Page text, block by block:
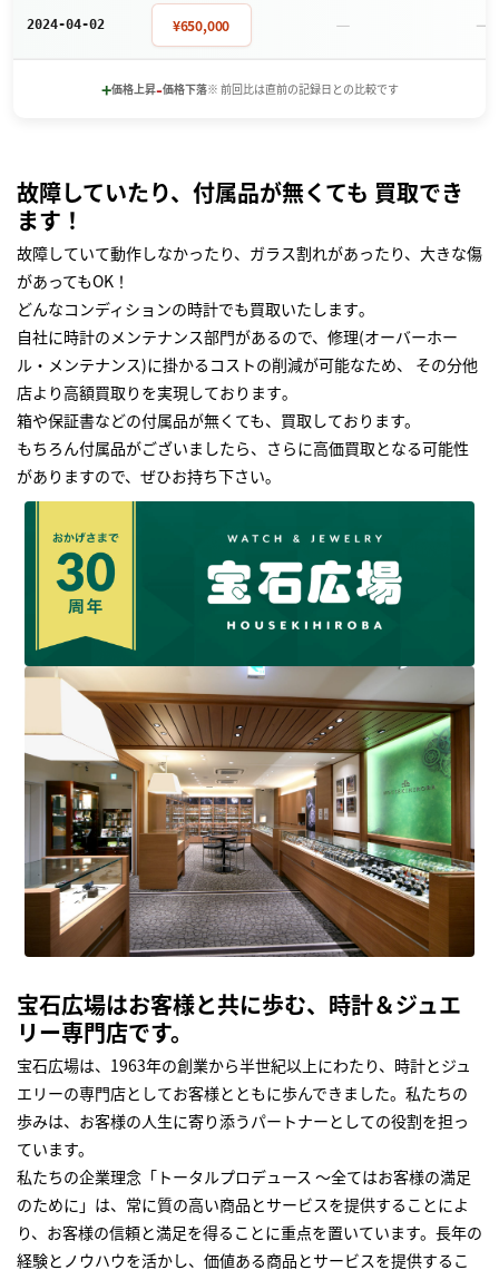
2024-04-02 ¥650,000 － －
+価格上昇-価格下落※ 前回比は直前の記録日との比較です
故障していたり、付属品が無くても 買取でき
ます！
故障していて動作しなかったり、ガラス割れがあったり、大きな傷
があってもOK！
どんなコンディションの時計でも買取いたします｡
自社に時計のメンテナンス部門があるので、修理(オーバーホー
ル・メンテナンス)に掛かるコストの削減が可能なため、 その分他
店より高額買取りを実現しております｡
箱や保証書などの付属品が無くても、買取しております。
もちろん付属品がございましたら、さらに高価買取となる可能性
がありますので、ぜひお持ち下さい｡
宝石広場はお客様と共に歩む、時計＆ジュエ
リー専門店です。
宝石広場は、1963年の創業から半世紀以上にわたり、時計とジュ
エリーの専門店としてお客様とともに歩んできました。私たちの
歩みは、お客様の人生に寄り添うパートナーとしての役割を担っ
ています。
私たちの企業理念「トータルプロデュース ～全てはお客様の満足
のために」は、常に質の高い商品とサービスを提供することによ
り、お客様の信頼と満足を得ることに重点を置いています。長年の
経験とノウハウを活かし、価値ある商品とサービスを提供するこ